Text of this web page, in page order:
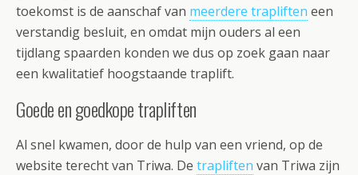
toekomst is de aanschaf van meerdere trapliften een
verstandig besluit, en omdat mijn ouders al een
tijdlang spaarden konden we dus op zoek gaan naar
een kwalitatief hoogstaande traplift.
Goede en goedkope trapliften
Al snel kwamen, door de hulp van een vriend, op de
website terecht van Triwa. De trapliften van Triwa zijn